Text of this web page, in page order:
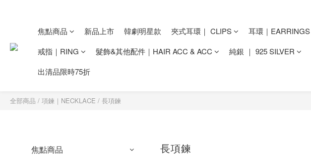
焦點商品 新品上市 韓劇明星款 夾式耳環｜ CLIPS 耳環｜EARRINGS
戒指｜RING
髮飾&其他配件｜HAIR ACC & ACC 純銀 ｜ 925 SILVER
出清品限時75折
全部商品 / 項鍊｜NECKLACE / 長項鍊
焦點商品
長項鍊